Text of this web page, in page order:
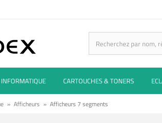
INFORMATIQUE CARTOUCHES & TONERS
» Afficheurs » Afficheurs 7 segments